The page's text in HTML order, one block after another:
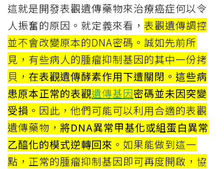
這就是開發表觀遺傳藥物來治療癌症何以令
人振奮的原因。就定義來看， 表觀遺傳調控
並不會改變原本的DNA密碼。誠如先前所
見，有些病人的腫瘤抑制基因的其中一份拷
貝， 在表觀遺傳酵素作用下遭關閉。這些病
患原本正常的表觀遺傳基因密碼並未因突變
受損 。因此，他們可能可以利用合適的表觀
遺傳藥物， 將DNA異常甲基化或組蛋白異常
乙醯化的模式逆轉回來 。如果能做到這一
點，正常的腫瘤抑制基因即可再度開啟，協